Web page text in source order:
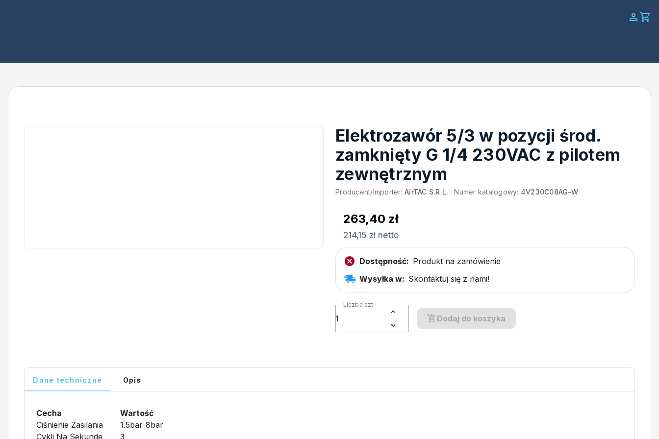
Elektrozawór 5/3 w pozycji środ.
zamknięty G 1/4 230VAC z pilotem
zewnętrznym
Producent/Importer: AirTAC S.R.L. Numer katalogowy: 4V230C08AG-W
263,40 zł
214,15 zł netto
Dostępność: Produkt na zamówienie
Wysyłka w: Skontaktuj się z nami!
Liczba szt.
Dodaj do koszyka
Dane techniczne Opis
Cecha
Wartość
Ciśnienie Zasilania
1.5bar-8bar
Cykli Na Sekundę
3